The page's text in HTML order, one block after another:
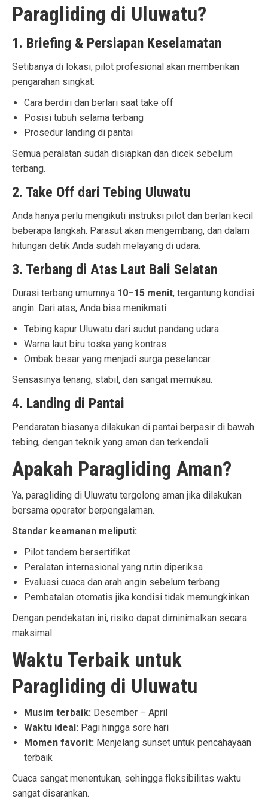
Paragliding di Uluwatu?
1. Briefing & Persiapan Keselamatan
Setibanya di lokasi, pilot profesional akan memberikan
pengarahan singkat:
Cara berdiri dan berlari saat take off
Posisi tubuh selama terbang
Prosedur landing di pantai
Semua peralatan sudah disiapkan dan dicek sebelum
terbang.
2. Take Off dari Tebing Uluwatu
Anda hanya perlu mengikuti instruksi pilot dan berlari kecil
beberapa langkah. Parasut akan mengembang, dan dalam
hitungan detik Anda sudah melayang di udara.
3. Terbang di Atas Laut Bali Selatan
Durasi terbang umumnya 10–15 menit, tergantung kondisi
angin. Dari atas, Anda bisa menikmati:
Tebing kapur Uluwatu dari sudut pandang udara
Warna laut biru toska yang kontras
Ombak besar yang menjadi surga peselancar
Sensasinya tenang, stabil, dan sangat memukau.
4. Landing di Pantai
Pendaratan biasanya dilakukan di pantai berpasir di bawah
tebing, dengan teknik yang aman dan terkendali.
Apakah Paragliding Aman?
Ya, paragliding di Uluwatu tergolong aman jika dilakukan
bersama operator berpengalaman.
Standar keamanan meliputi:
Pilot tandem bersertifikat
Peralatan internasional yang rutin diperiksa
Evaluasi cuaca dan arah angin sebelum terbang
Pembatalan otomatis jika kondisi tidak memungkinkan
Dengan pendekatan ini, risiko dapat diminimalkan secara
maksimal.
Waktu Terbaik untuk
Paragliding di Uluwatu
Musim terbaik: Desember – April
Waktu ideal: Pagi hingga sore hari
Momen favorit: Menjelang sunset untuk pencahayaan
terbaik
Cuaca sangat menentukan, sehingga fleksibilitas waktu
sangat disarankan.